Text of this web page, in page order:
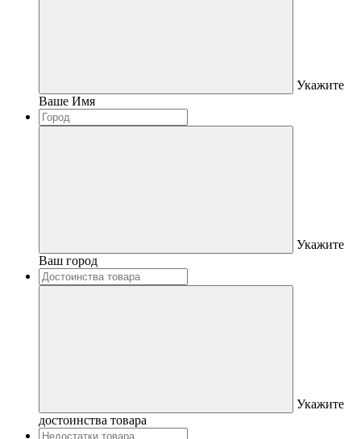
Укажите
Ваше Имя
Укажите
Ваш город
Укажите
достоинства товара